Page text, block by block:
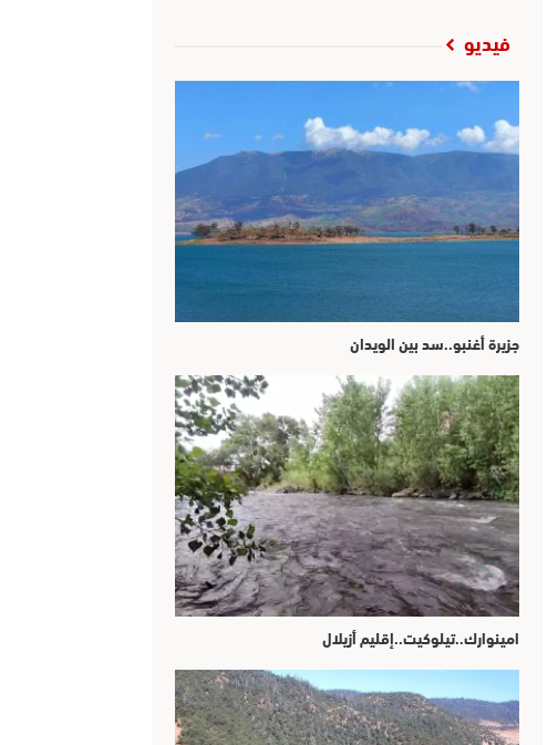
فيديو
جزيرة أغنبو..سد بين الويدان
امينوارك..تيلوكيت..إقليم أزيلال